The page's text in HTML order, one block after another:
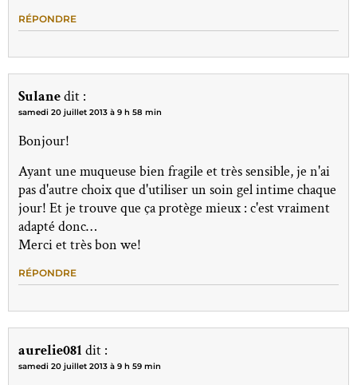
RÉPONDRE
Sulanedit :
samedi 20 juillet 2013 à 9 h 58 min
Bonjour!
Ayant une muqueuse bien fragile et très sensible, je n'ai
pas d'autre choix que d'utiliser un soin gel intime chaque
jour! Et je trouve que ça protège mieux : c'est vraiment
adapté donc…
Merci et très bon we!
RÉPONDRE
aurelie081 dit :
samedi 20 juillet 2013 à 9 h 59 min